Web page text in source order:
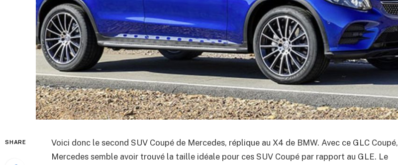
SHARE
Voici donc le second SUV Coupé de Mercedes, réplique au X4 de BMW. Avec ce GLC Coupé,
Mercedes semble avoir trouvé la taille idéale pour ces SUV Coupé par rapport au GLE. Le